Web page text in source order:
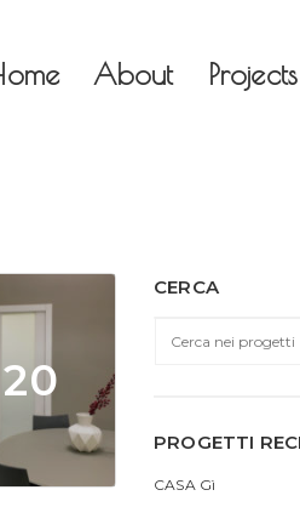
About Projects
CERCA
PROGETTI
CASA Gì